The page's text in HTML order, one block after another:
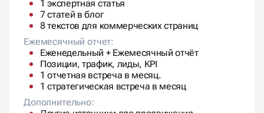
Контент в месяц:
1 экспертная статья
7 статей в блог
8 текстов для коммерческих страниц
Ежемесячный отчет:
Еженедельный + Ежемесячный отчёт
Позиции, трафик, лиды, KPI
1 отчетная встреча в месяц.
1 стратегическая встреча в месяц